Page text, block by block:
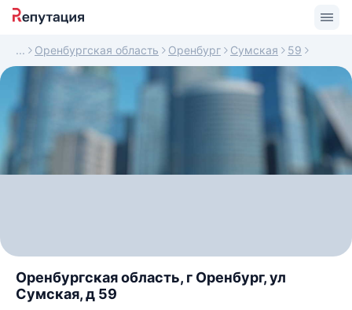
Оренбургская область Оренбург Сумская 59
Оренбургская область, г Оренбург, ул
Сумская, д 59